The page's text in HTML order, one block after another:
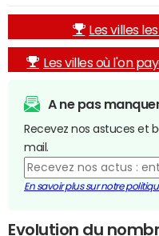
Les villes
Les villes où l'on
A ne pas
Recevez nos astuces et
mail.
En savoir plus sur notre
Evolution du